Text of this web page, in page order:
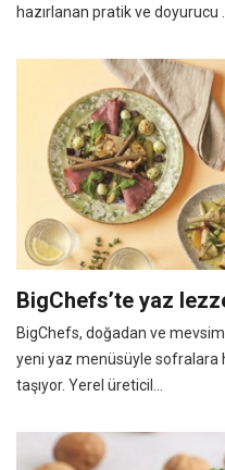
hazırlanan pratik ve doyurucu ...
BigChefs’te yaz
BigChefs, doğadan ve
yeni yaz menüsüyle
taşıyor. Yerel üreticil...